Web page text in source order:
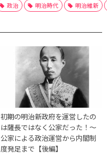
政治 明治時代 明治維新
初期の明治新政府を運営したの
は薩長ではなく公家だった！～
公家による政治運営から内閣制
度発足まで【後編】